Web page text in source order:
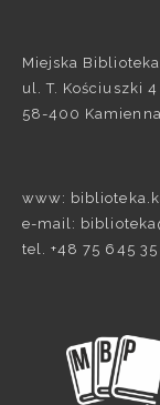
Miejska
ul. T. Kościuszki 4
58-400
www:
e-mail:
tel. +48 75 645